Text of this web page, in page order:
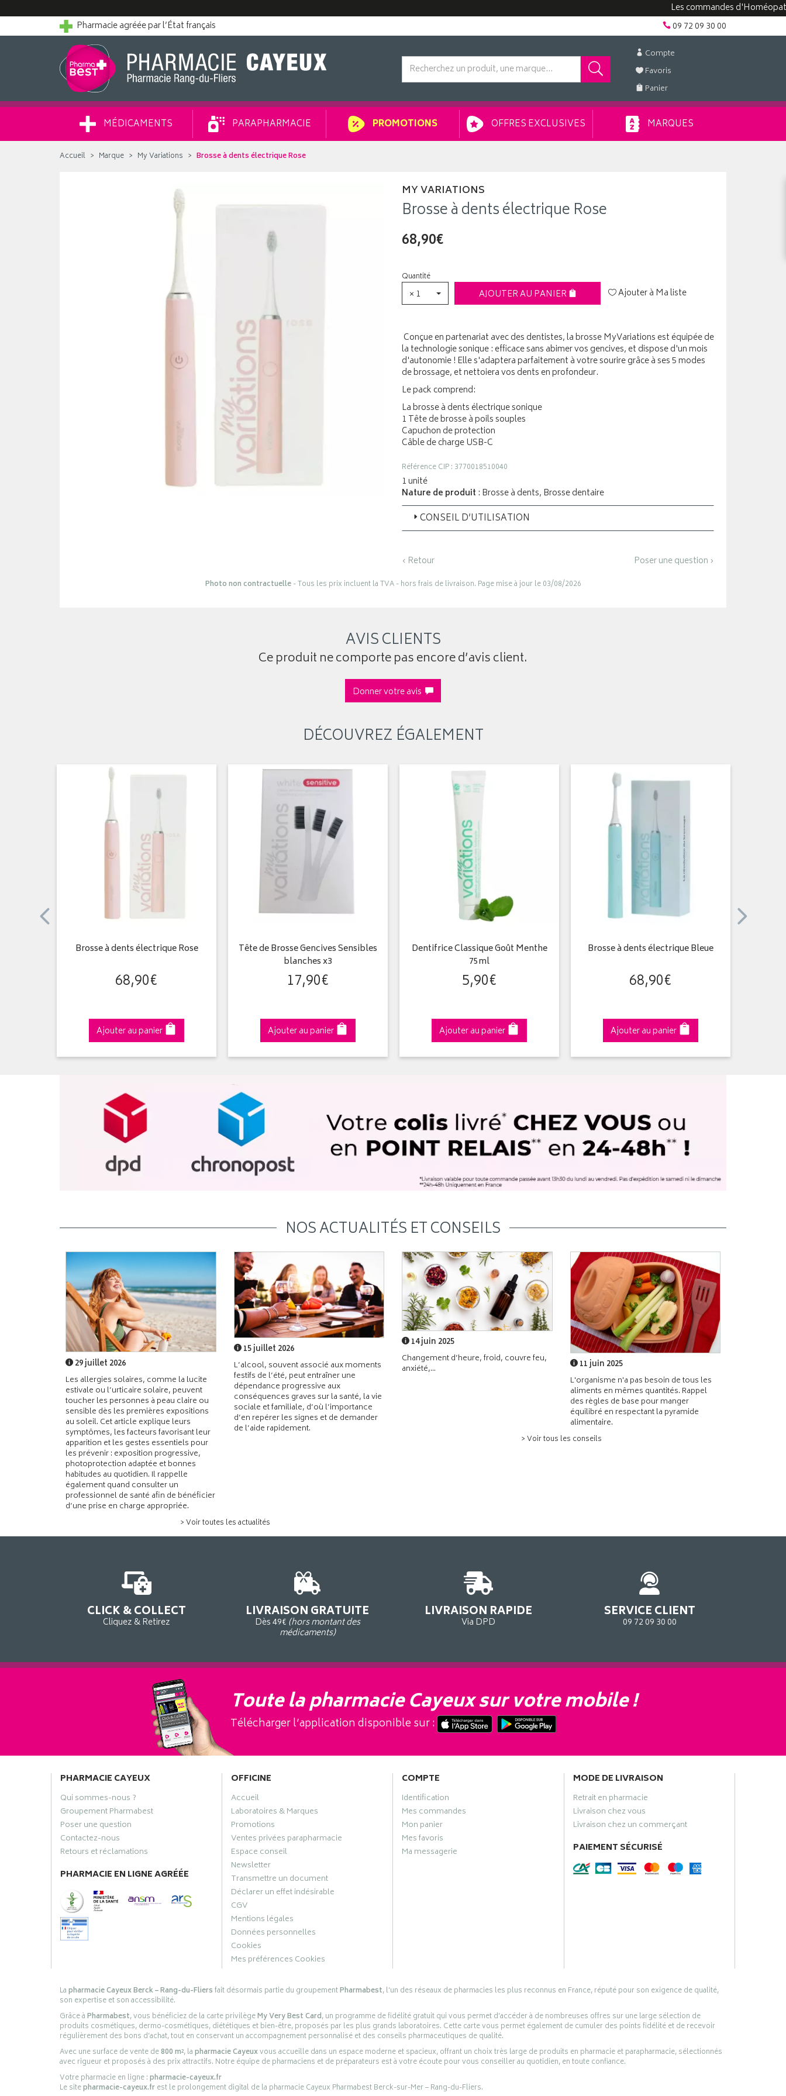
Les commandes d'Homéopathie
Pharmacie agréée par l’État français
09 72 09 30 00
Compte
Favoris
Panier
MÉDICAMENTS PARAPHARMACIE PROMOTIONS OFFRES EXCLUSIVES MARQUES
Accueil Marque My Variations Brosse à dents électrique Rose
MY VARIATIONS
Brosse à dents électrique Rose
68,90€
Quantité
× 1 AJOUTER AU PANIER Ajouter à Ma liste
Conçue en partenariat avec des dentistes, la brosse MyVariations est équipée de
la technologie sonique : efficace sans abimer vos gencives, et dispose d'un mois
d'autonomie ! Elle s'adaptera parfaitement à votre sourire grâce à ses 5 modes
de brossage, et nettoiera vos dents en profondeur.
Le pack comprend:
La brosse à dents électrique sonique
1 Tête de brosse à poils souples
Capuchon de protection
Câble de charge USB-C
Référence CIP : 3770018510040
1 unité
Nature de produit : Brosse à dents, Brosse dentaire
CONSEIL D’UTILISATION
‹ Retour Poser une question ›
Photo non contractuelle- Tous les prix incluent la TVA - hors frais de livraison. Page mise à jour le 03/08/2026
AVIS CLIENTS
Ce produit ne comporte pas encore d’avis client.
Donner votre avis
DÉCOUVREZ ÉGALEMENT
Brosse à dents électrique Rose
68,90€
Ajouter au panier
Tête de Brosse Gencives Sensibles
blanches x3
17,90€
Ajouter au panier
Dentifrice Classique Goût Menthe
75ml
5,90€
Ajouter au panier
Brosse à dents électrique Bleue
68,90€
Ajouter au panier
NOS ACTUALITÉS ET CONSEILS
29 juillet 2026
Les allergies solaires, comme la lucite
estivale ou l’urticaire solaire, peuvent
toucher les personnes à peau claire ou
sensible dès les premières expositions
au soleil. Cet article explique leurs
symptômes, les facteurs favorisant leur
apparition et les gestes essentiels pour
les prévenir : exposition progressive,
photoprotection adaptée et bonnes
habitudes au quotidien. Il rappelle
également quand consulter un
professionnel de santé afin de bénéficier
d’une prise en charge appropriée.
15 juillet 2026
L’alcool, souvent associé aux moments
festifs de l’été, peut entraîner une
dépendance progressive aux
conséquences graves sur la santé, la vie
sociale et familiale, d’où l’importance
d’en repérer les signes et de demander
de l’aide rapidement.
> Voir toutes les actualités
14 juin 2025
Changement d’heure, froid, couvre feu,
anxiété,...
11 juin 2025
L'organisme n'a pas besoin de tous les
aliments en mêmes quantités. Rappel
des règles de base pour manger
équilibré en respectant la pyramide
alimentaire.
> Voir tous les conseils
CLICK & COLLECT
Cliquez & Retirez
LIVRAISON GRATUITE
Dès 49€ (hors montant des
médicaments)
LIVRAISON RAPIDE
Via DPD
SERVICE CLIENT
09 72 09 30 00
Toute la pharmacie Cayeux sur votre mobile !
Télécharger l’application disponible sur :
PHARMACIE CAYEUX
Qui sommes-nous ?
Groupement Pharmabest
Poser une question
Contactez-nous
Retours et réclamations
PHARMACIE EN LIGNE AGRÉÉE
OFFICINE
Accueil
Laboratoires & Marques
Promotions
Ventes privées parapharmacie
Espace conseil
Newsletter
Transmettre un document
Déclarer un effet indésirable
CGV
Mentions légales
Données personnelles
Cookies
Mes préférences Cookies
COMPTE
Identification
Mes commandes
Mon panier
Mes favoris
Ma messagerie
MODE DE LIVRAISON
Retrait en pharmacie
Livraison chez vous
Livraison chez un commerçant
PAIEMENT SÉCURISÉ
Lapharmacie Cayeux Berck – Rang-du-Fliersfait désormais partie du groupementPharmabest, l’un des réseaux de pharmacies les plus reconnus en France, réputé pour son exigence de qualité,
son expertise et son accessibilité.
Grâce àPharmabest, vous bénéficiez de la carte privilègeMy Very Best Card, un programme de fidélité gratuit qui vous permet d’accéder à de nombreuses offres sur une large sélection de
produits cosmétiques, dermo-cosmétiques, diététiques et bien-être, proposés par les plus grands laboratoires. Cette carte vous permet également de cumuler des points fidélité et de recevoir
régulièrement des bons d’achat, tout en conservant un accompagnement personnalisé et des conseils pharmaceutiques de qualité.
Avec une surface de vente de800 m², lapharmacie Cayeuxvous accueille dans un espace moderne et spacieux, offrant un choix très large de produits en pharmacie et parapharmacie, sélectionnés
avec rigueur et proposés à des prix attractifs. Notre équipe de pharmaciens et de préparateurs est à votre écoute pour vous conseiller au quotidien, en toute confiance.
Votre pharmacie en ligne :pharmacie-cayeux.fr
Le sitepharmacie-cayeux.frest le prolongement digital de la pharmacie Cayeux Pharmabest Berck-sur-Mer – Rang-du-Fliers.